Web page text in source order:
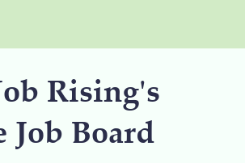
Rising's
Job Board